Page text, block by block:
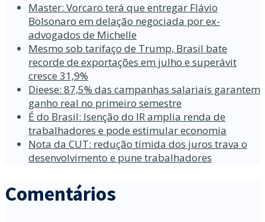
Master: Vorcaro terá que entregar Flávio
Bolsonaro em delação negociada por ex-
advogados de Michelle
Mesmo sob tarifaço de Trump, Brasil bate
recorde de exportações em julho e superávit
cresce 31,9%
Dieese: 87,5% das campanhas salariais garantem
ganho real no primeiro semestre
É do Brasil: Isenção do IR amplia renda de
trabalhadores e pode estimular economia
Nota da CUT: redução tímida dos juros trava o
desenvolvimento e pune trabalhadores
Comentários